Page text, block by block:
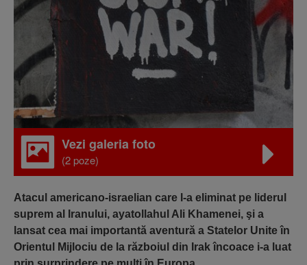
Vezi galeria foto
(2 poze)
Atacul americano-israelian care l-a eliminat pe liderul
suprem al Iranului, ayatollahul Ali Khamenei, şi a
lansat cea mai importantă aventură a Statelor Unite în
Orientul Mijlociu de la războiul din Irak încoace i-a luat